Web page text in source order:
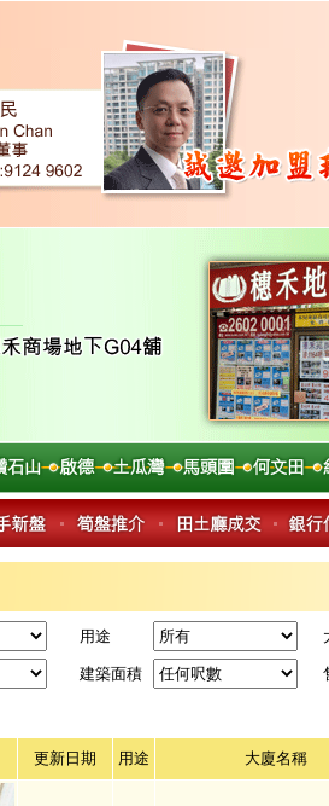
用途
建築面積
更新日期 用途 大廈名稱